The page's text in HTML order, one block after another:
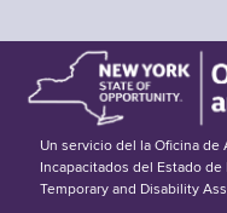
Un servicio del la Oficina de
Incapacitados del Estado
Temporary and Disability